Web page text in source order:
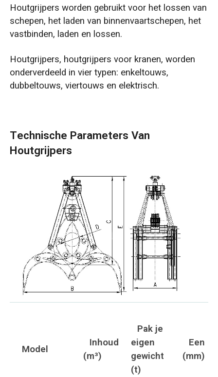
Houtgrijpers worden gebruikt voor het lossen van
schepen, het laden van binnenvaartschepen, het
vastbinden, laden en lossen.
Houtgrijpers, houtgrijpers voor kranen, worden
onderverdeeld in vier typen: enkeltouws,
dubbeltouws, viertouws en elektrisch.
Technische Parameters Van
Houtgrijpers
Model
Inhoud
(m³)
Pak je
eigen
gewicht
(t)
Een
(mm)